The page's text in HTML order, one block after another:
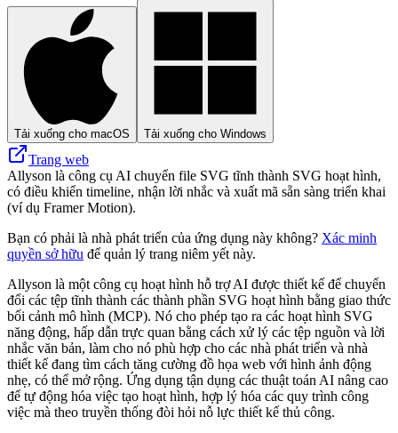
Tải xuống cho macOS Tải xuống cho Windows
Trang web
Allyson là công cụ AI chuyển file SVG tĩnh thành SVG hoạt hình,
có điều khiển timeline, nhận lời nhắc và xuất mã sẵn sàng triển khai
(ví dụ Framer Motion).
Bạn có phải là nhà phát triển của ứng dụng này không? Xác minh
quyền sở hữu để quản lý trang niêm yết này.
Allyson là một công cụ hoạt hình hỗ trợ AI được thiết kế để chuyển
đổi các tệp tĩnh thành các thành phần SVG hoạt hình bằng giao thức
bối cảnh mô hình (MCP). Nó cho phép tạo ra các hoạt hình SVG
năng động, hấp dẫn trực quan bằng cách xử lý các tệp nguồn và lời
nhắc văn bản, làm cho nó phù hợp cho các nhà phát triển và nhà
thiết kế đang tìm cách tăng cường đồ họa web với hình ảnh động
nhẹ, có thể mở rộng. Ứng dụng tận dụng các thuật toán AI nâng cao
để tự động hóa việc tạo hoạt hình, hợp lý hóa các quy trình công
việc mà theo truyền thống đòi hỏi nỗ lực thiết kế thủ công.